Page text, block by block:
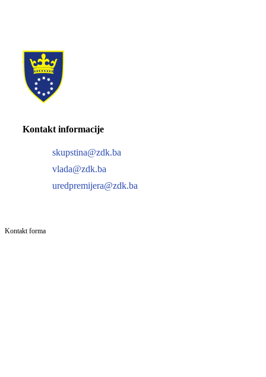
Kontakt informacije
skupstina@zdk.ba
vlada@zdk.ba
uredpremijera@zdk.ba
Kontakt forma